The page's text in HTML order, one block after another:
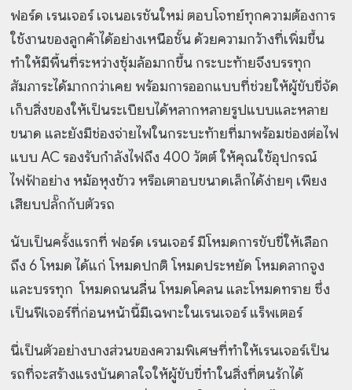
ฟอร์ด เรนเจอร์ เจเนอเรชันใหม่ ตอบโจทย์ทุกความต้องการ
ใช้งานของลูกค้าได้อย่างเหนือชั้น ด้วยความกว้างที่เพิ่มขึ้น
ทำให้มีพื้นที่ระหว่างซุ้มล้อมากขึ้น กระบะท้ายจึงบรรทุก
สัมภาระได้มากกว่าเคย พร้อมการออกแบบที่ช่วยให้ผู้ขับขี่จัด
เก็บสิ่งของให้เป็นระเบียบได้หลากหลายรูปแบบและหลาย
ขนาด และยังมีช่องจ่ายไฟในกระบะท้ายที่มาพร้อมช่องต่อไฟ
แบบ AC รองรับกำลังไฟถึง 400 วัตต์ ให้คุณใช้อุปกรณ์
ไฟฟ้าอย่าง หม้อหุงข้าว หรือเตาอบขนาดเล็กได้ง่ายๆ เพียง
เสียบปลั๊กกับตัวรถ
นับเป็นครั้งแรกที่ ฟอร์ด เรนเจอร์ มีโหมดการขับขี่ให้เลือก
ถึง 6 โหมด ได้แก่ โหมดปกติ โหมดประหยัด โหมดลากจูง
และบรรทุก โหมดถนนลื่น โหมดโคลน และโหมดทราย ซึ่ง
เป็นฟีเจอร์ที่ก่อนหน้านี้มีเฉพาะในเรนเจอร์ แร็พเตอร์
นี่เป็นตัวอย่างบางส่วนของความพิเศษที่ทำให้เรนเจอร์เป็น
รถที่จะสร้างแรงบันดาลใจให้ผู้ขับขี่ทำในสิ่งที่ตนรักได้